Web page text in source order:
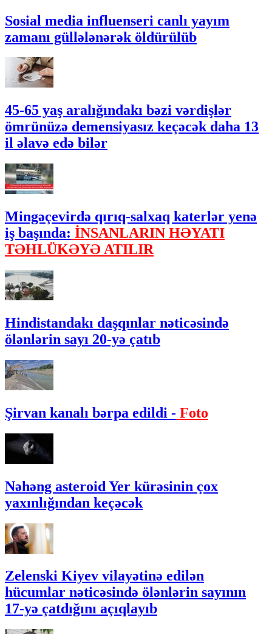
Sosial media influenseri canlı yayım
zamanı güllələnərək öldürülüb
45-65 yaş aralığındakı bəzi vərdişlər
ömrünüzə demensiyasız keçəcək daha 13
il əlavə edə bilər
Mingəçevirdə qırıq-salxaq katerlər yenə
iş başında: İNSANLARIN HƏYATI
TƏHLÜKƏYƏ ATILIR
Hindistandakı daşqınlar nəticəsində
ölənlərin sayı 20-yə çatıb
Şirvan kanalı bərpa edildi - Foto
Nəhəng asteroid Yer kürəsinin çox
yaxınlığından keçəcək
Zelenski Kiyev vilayətinə edilən
hücumlar nəticəsində ölənlərin sayının
17-yə çatdığını açıqlayıb